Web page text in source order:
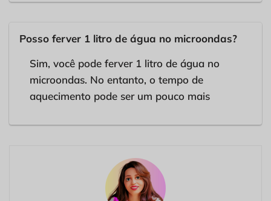
Posso ferver 1 litro de água no microondas?
Sim, você pode ferver 1 litro de água no
microondas. No entanto, o tempo de
aquecimento pode ser um pouco mais